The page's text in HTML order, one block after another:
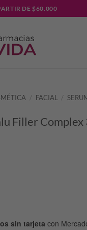
DE $60.000
/ FACIAL /
Filler Complex
sin tarjeta con